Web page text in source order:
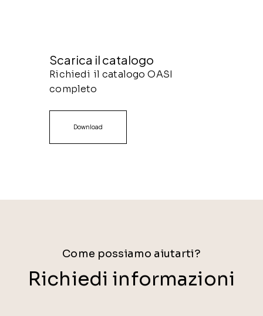
Scarica il catalogo
Richiedi il catalogo OASI
completo
Download
Come possiamo aiutarti?
Richiedi informazioni